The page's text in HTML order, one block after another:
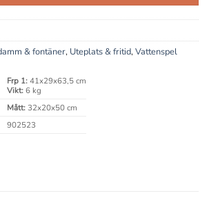
& fontäner, Uteplats & fritid,Vattenspel
Frp 1:41x29x63,5 cm
Vikt:6 kg
Mått:32x20x50 cm
902523